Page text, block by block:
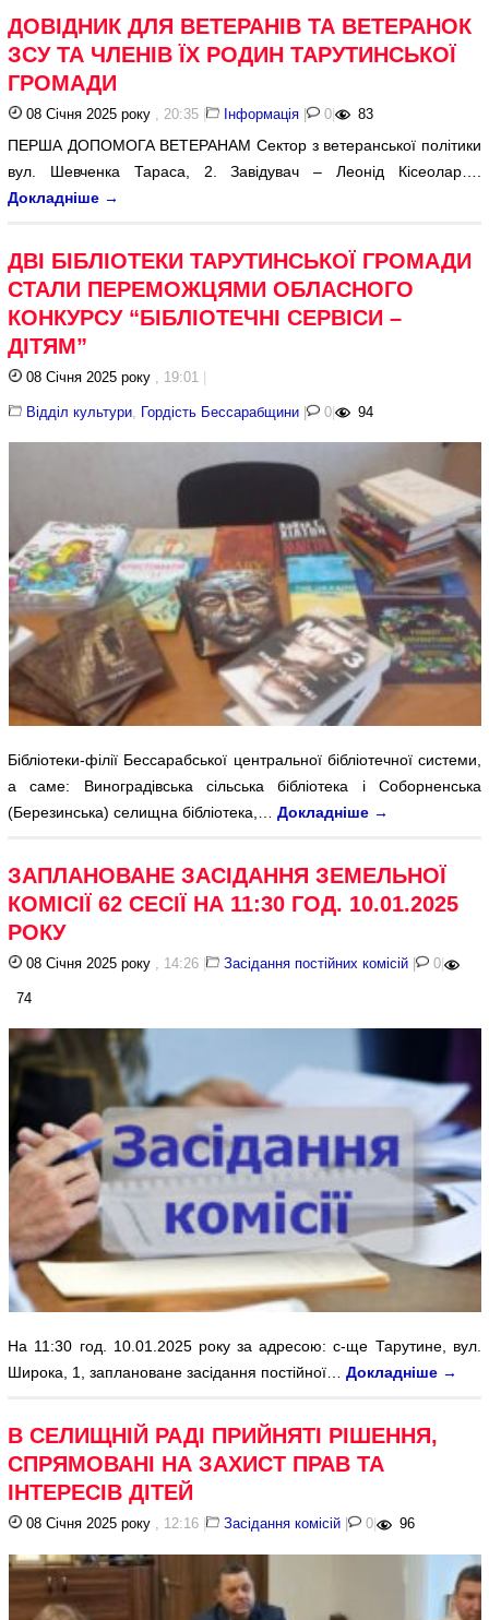
ДОВІДНИК ДЛЯ ВЕТЕРАНІВ ТА ВЕТЕРАНОК
ЗСУ ТА ЧЛЕНІВ ЇХ РОДИН ТАРУТИНСЬКОЇ
ГРОМАДИ
08 Січня 2025 року , 20:35 | Інформація | 0| 83
ПЕРША ДОПОМОГА ВЕТЕРАНАМ Сектор з ветеранської політики
вул. Шевченка Тараса, 2. Завідувач – Леонід Кісеолар….
Докладніше →
ДВІ БІБЛІОТЕКИ ТАРУТИНСЬКОЇ ГРОМАДИ
СТАЛИ ПЕРЕМОЖЦЯМИ ОБЛАСНОГО
КОНКУРСУ “БІБЛІОТЕЧНІ СЕРВІСИ –
ДІТЯМ”
08 Січня 2025 року , 19:01 |
Відділ культури Гордість Бессарабщини | 0| 94
Бібліотеки-філії Бессарабської центральної бібліотечної системи,
а саме: Виноградівська сільська бібліотека і Соборненська
(Березинська) селищна бібліотека,…Докладніше →
ЗАПЛАНОВАНЕ ЗАСІДАННЯ ЗЕМЕЛЬНОЇ
КОМІСІЇ 62 СЕСІЇ НА 11:30 ГОД. 10.01.2025
РОКУ
08 Січня 2025 року , 14:26 | Засідання постійних комісій | 0 |
74
На 11:30 год. 10.01.2025 року за адресою: с-ще Тарутине, вул.
Широка, 1, заплановане засідання постійної…Докладніше →
В СЕЛИЩНІЙ РАДІ ПРИЙНЯТІ РІШЕННЯ,
СПРЯМОВАНІ НА ЗАХИСТ ПРАВ ТА
ІНТЕРЕСІВ ДІТЕЙ
08 Січня 2025 року , 12:16 | Засідання комісій | 0 | 96